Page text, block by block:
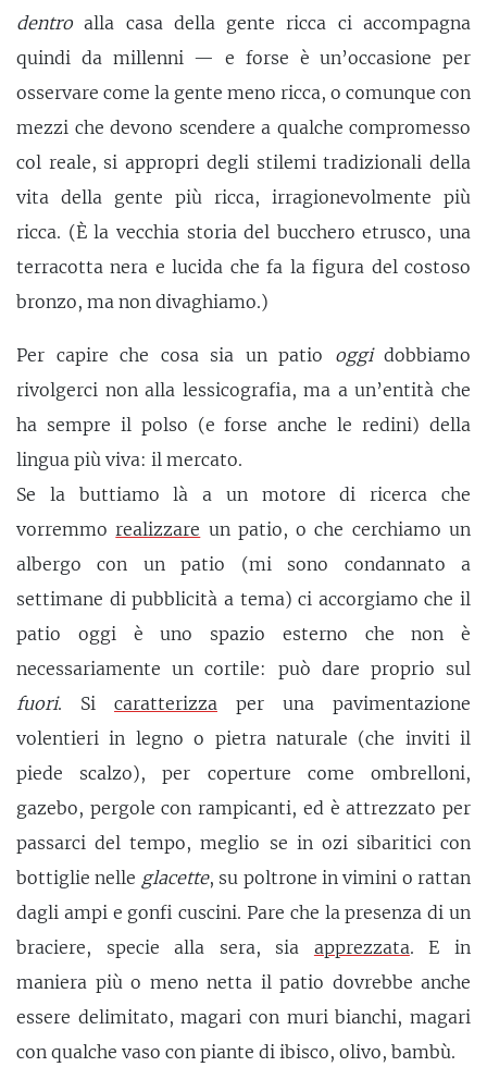
dentro alla casa della gente ricca ci accompagna
quindi da millenni — e forse è un’occasione per
osservare come la gente meno ricca, o comunque con
mezzi che devono scendere a qualche compromesso
col reale, si appropri degli stilemi tradizionali della
vita della gente più ricca, irragionevolmente più
ricca. (È la vecchia storia del bucchero etrusco, una
terracotta nera e lucida che fa la figura del costoso
bronzo, ma non divaghiamo.)
Per capire che cosa sia un patio oggidobbiamo
rivolgerci non alla lessicografia, ma a un’entità che
ha sempre il polso (e forse anche le redini) della
lingua più viva: il mercato.
Se la buttiamo là a un motore di ricerca che
vorremmorealizzare un patio, o che cerchiamo un
albergo con un patio (mi sono condannato a
settimane di pubblicità a tema) ci accorgiamo che il
patio oggi è uno spazio esterno che non è
necessariamente un cortile: può dare proprio sul
fuori. Si caratterizza per una pavimentazione
volentieri in legno o pietra naturale (che inviti il
piede scalzo), per coperture come ombrelloni,
gazebo, pergole con rampicanti, ed è attrezzato per
passarci del tempo, meglio se in ozi sibaritici con
bottiglie nelle glacette, su poltrone in vimini o rattan
dagli ampi e gonfi cuscini. Pare che la presenza di un
braciere, specie alla sera, sia apprezzata. E in
maniera più o meno netta il patio dovrebbe anche
essere delimitato, magari con muri bianchi, magari
con qualche vaso con piante di ibisco, olivo, bambù.